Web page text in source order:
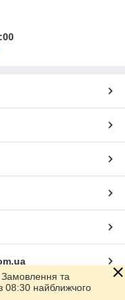
Замовлення та
08:30 найближчого